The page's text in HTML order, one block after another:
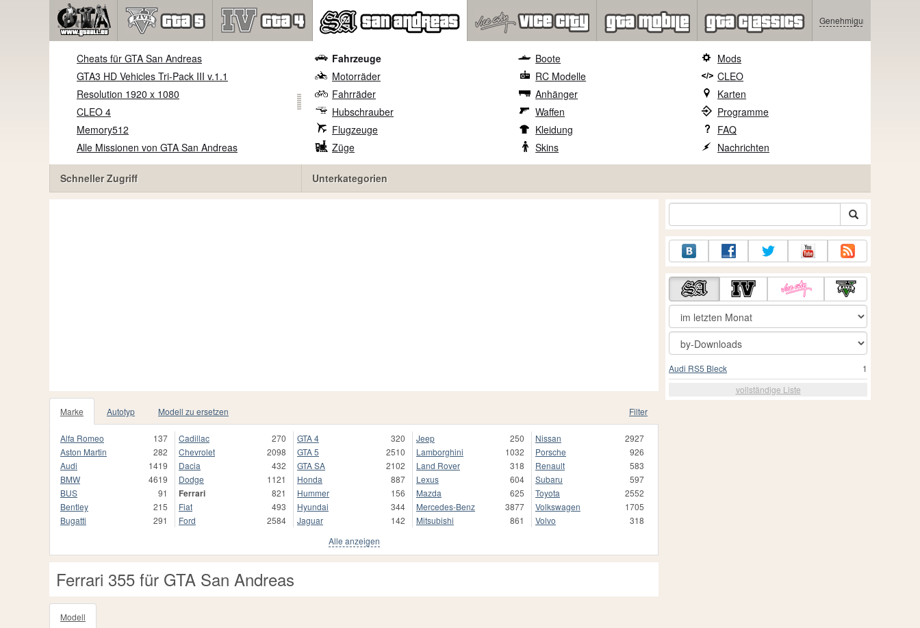
Genehmigung
Cheats für GTA San Andreas
GTA3 HD Vehicles Tri-Pack III v.1.1
Resolution 1920 x 1080
CLEO 4
Memory512
Alle Missionen von GTA San Andreas
Schneller Zugriff
Fahrzeuge
Motorräder
Fahrräder
Hubschrauber
Flugzeuge
Züge
Boote
RC Modelle
Anhänger
Waffen
Kleidung
Skins
Mods
CLEO
Karten
Programme
FAQ
Nachrichten
Unterkategorien
Marke Autotyp Modell zu ersetzen Filter
Alfa Romeo
137
Aston Martin
282
Audi
1419
BMW
4619
BUS
91
Bentley
215
Bugatti
291
Cadillac
270
Chevrolet
2098
Dacia
432
Dodge
1121
Ferrari
821
Fiat
493
Ford
2584
GTA 4
320
GTA 5
2510
GTA SA
2102
Honda
887
Hummer
156
Hyundai
344
Jaguar
142
Jeep
250
Lamborghini
1032
Land Rover
318
Lexus
604
Mazda
625
Mercedes-Benz
3877
Mitsubishi
861
Nissan
2927
Porsche
926
Renault
583
Subaru
597
Toyota
2552
Volkswagen
1705
Volvo
318
Alle anzeigen
Ferrari 355 für GTA San Andreas
Modell
1
Audi RS5 Bleck
vollständige Liste